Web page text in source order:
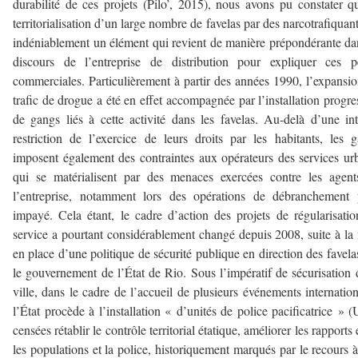
durabilité de ces projets (Pilo’, 2015), nous avons pu constater
territorialisation d’un large nombre de favelas par des
indéniablement un élément qui revient de manière prépondérante
discours de l’entreprise de distribution pour expliquer ces
commerciales. Particulièrement à partir des années 1990,
trafic de drogue a été en effet accompagnée par l’installation
de gangs liés à cette activité dans les favelas. Au-delà d’une
restriction de l’exercice de leurs droits par les habitants, les
imposent également des contraintes aux opérateurs des services
qui se matérialisent par des menaces exercées contre les
l’entreprise, notamment lors des opérations de débranchement
impayé. Cela étant, le cadre d’action des projets de
service a pourtant considérablement changé depuis 2008, suite à la
en place d’une politique de sécurité publique en direction des
le gouvernement de l’État de Rio. Sous l’impératif de sécurisation
ville, dans le cadre de l’accueil de plusieurs événements
l’État procède à l’installation « d’unités de police pacificatrice »
censées rétablir le contrôle territorial étatique, améliorer les rapports
les populations et la police, historiquement marqués par le recours